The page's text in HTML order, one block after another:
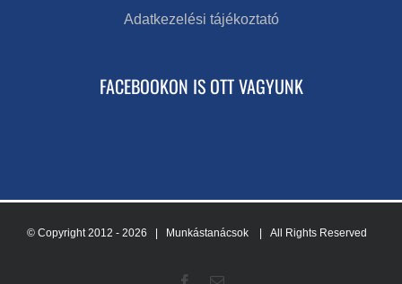
Adatkezelési tájékoztató
FACEBOOKON IS OTT VAGYUNK
© Copyright 2012 - 2026 | Munkástanácsok | All Rights Reserved
Facebook
Email